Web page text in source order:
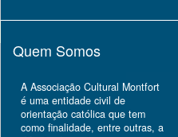
Quem Somos
A Associação Cultural Montfort
é uma entidade civil de
orientação católica que tem
como finalidade, entre outras, a